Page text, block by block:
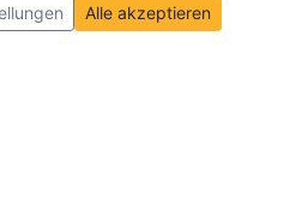
Alle akzeptieren